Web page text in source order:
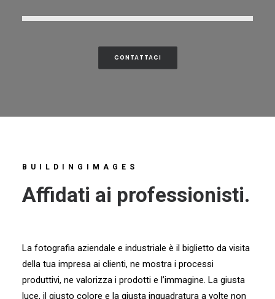
CONTATTACI
BUILDINGIMAGES
Affidati ai professionisti.
La fotografia aziendale e industriale è il biglietto da visita
della tua impresa ai clienti, ne mostra i processi
produttivi, ne valorizza i prodotti e l’immagine. La giusta
luce, il giusto colore e la giusta inquadratura a volte non